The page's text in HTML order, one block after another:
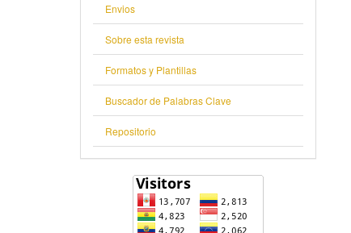
Envios
Sobre esta revista
Formatos y Plantillas
Buscador de Palabras Clave
Repositorio